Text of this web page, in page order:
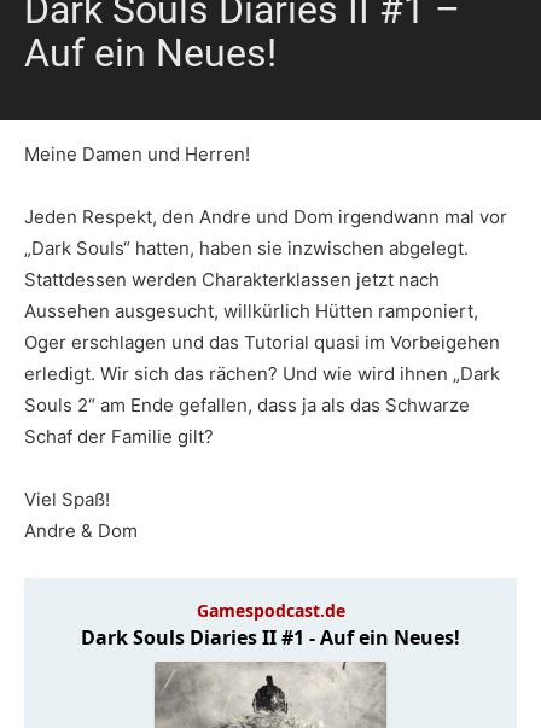
Dark Souls Diaries II #1 –
Auf ein Neues!
Meine Damen und Herren!
Jeden Respekt, den Andre und Dom irgendwann mal vor
„Dark Souls“ hatten, haben sie inzwischen abgelegt.
Stattdessen werden Charakterklassen jetzt nach
Aussehen ausgesucht, willkürlich Hütten ramponiert,
Oger erschlagen und das Tutorial quasi im Vorbeigehen
erledigt. Wir sich das rächen? Und wie wird ihnen „Dark
Souls 2“ am Ende gefallen, dass ja als das Schwarze
Schaf der Familie gilt?
Viel Spaß!
Andre & Dom